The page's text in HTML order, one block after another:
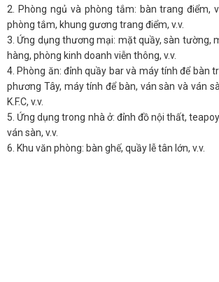
2. Phòng ngủ và phòng tắm: bàn trang điểm,
phòng tắm, khung gương trang điểm, v.v.
3. Ứng dụng thương mại: mặt quầy, sàn tường,
hàng, phòng kinh doanh viễn thông, v.v.
4. Phòng ăn: đỉnh quầy bar và máy tính để bàn
phương Tây, máy tính để bàn, ván sàn và ván
K.F.C, v.v.
5. Ứng dụng trong nhà ở: đỉnh đồ nội thất,
ván sàn, v.v.
6. Khu văn phòng: bàn ghế, quầy lễ tân lớn, v.v.